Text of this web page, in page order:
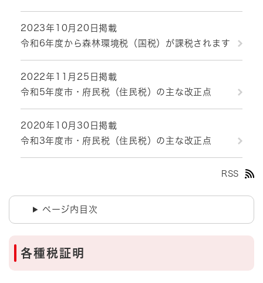
2023年10月20日掲載
令和6年度から森林環境税（国税）が課税されます
2022年11月25日掲載
令和5年度市・府民税（住民税）の主な改正点
2020年10月30日掲載
令和3年度市・府民税（住民税）の主な改正点
RSS
ページ内目次
各種税証明